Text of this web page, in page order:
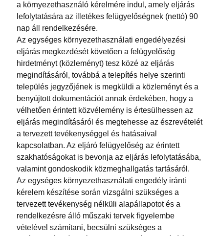
a környezethasználó kérelmére indul, amely eljárás
lefolytatására az illetékes felügyelőségnek (nettó) 90
nap áll rendelkezésére.
Az egységes környezethasználati engedélyezési
eljárás megkezdését követően a felügyelőség
hirdetményt (közleményt) tesz közé az eljárás
megindításáról, továbbá a telepítés helye szerinti
település jegyzőjének is megküldi a közleményt és a
benyújtott dokumentációt annak érdekében, hogy a
vélhetően érintett közvélemény is értesülhessen az
eljárás megindításáról és megtehesse az észrevételét
a tervezett tevékenységgel és hatásaival
kapcsolatban. Az eljáró felügyelőség az érintett
szakhatóságokat is bevonja az eljárás lefolytatásába,
valamint gondoskodik közmeghallgatás tartásáról.
Az egységes környezethasználati engedély iránti
kérelem készítése során vizsgálni szükséges a
tervezett tevékenység nélküli alapállapotot és a
rendelkezésre álló műszaki tervek figyelembe
vételével számítani, becsülni szükséges a